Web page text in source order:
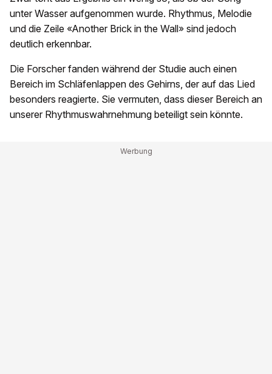
unter Wasser aufgenommen wurde. Rhythmus, Melodie
und die Zeile «Another Brick in the Wall» sind jedoch
deutlich erkennbar.
Die Forscher fanden während der Studie auch einen
Bereich im Schläfenlappen des Gehirns, der auf das Lied
besonders reagierte. Sie vermuten, dass dieser Bereich an
unserer Rhythmuswahrnehmung beteiligt sein könnte.